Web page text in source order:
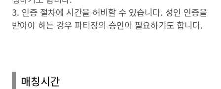
3. 인증 절차에 시간을 허비할 수 있습니다. 성인 인증을
받아야 하는 경우 파티장의 승인이 필요하기도 합니다.
매칭시간